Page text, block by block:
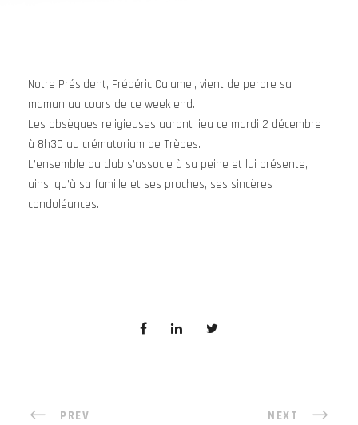
Notre Président, Frédéric Calamel, vient de perdre sa
maman au cours de ce week end.
Les obsèques religieuses auront lieu ce mardi 2 décembre
à 8h30 au crématorium de Trèbes.
L’ensemble du club s’associe à sa peine et lui présente,
ainsi qu’à sa famille et ses proches, ses sincères
condoléances.
PREV NEXT